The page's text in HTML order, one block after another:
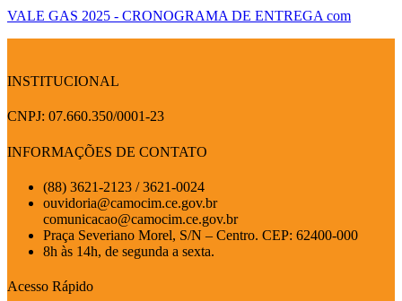
VALE GAS 2025 - CRONOGRAMA DE ENTREGA com
INSTITUCIONAL
CNPJ: 07.660.350/0001-23
INFORMAÇÕES DE CONTATO
(88) 3621-2123 / 3621-0024
ouvidoria@camocim.ce.gov.br
comunicacao@camocim.ce.gov.br
Praça Severiano Morel, S/N – Centro. CEP: 62400-000
8h às 14h, de segunda a sexta.
Acesso Rápido